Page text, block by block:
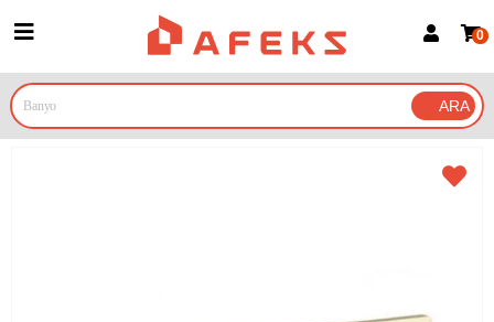
Google İle Bağlan
0